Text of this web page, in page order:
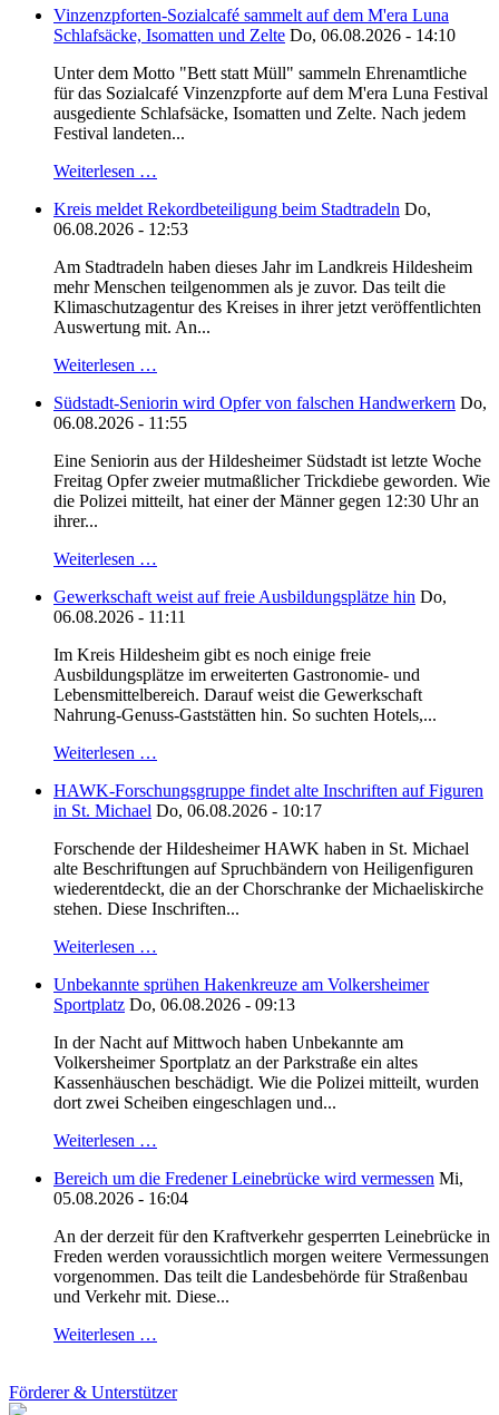
Vinzenzpforten-Sozialcafé sammelt auf dem M'era Luna
Schlafsäcke, Isomatten und Zelte Do, 06.08.2026 - 14:10
Unter dem Motto "Bett statt Müll" sammeln Ehrenamtliche
für das Sozialcafé Vinzenzpforte auf dem M'era Luna Festival
ausgediente Schlafsäcke, Isomatten und Zelte. Nach jedem
Festival landeten...
Weiterlesen …
Kreis meldet Rekordbeteiligung beim Stadtradeln Do,
06.08.2026 - 12:53
Am Stadtradeln haben dieses Jahr im Landkreis Hildesheim
mehr Menschen teilgenommen als je zuvor. Das teilt die
Klimaschutzagentur des Kreises in ihrer jetzt veröffentlichten
Auswertung mit. An...
Weiterlesen …
Südstadt-Seniorin wird Opfer von falschen Handwerkern Do,
06.08.2026 - 11:55
Eine Seniorin aus der Hildesheimer Südstadt ist letzte Woche
Freitag Opfer zweier mutmaßlicher Trickdiebe geworden. Wie
die Polizei mitteilt, hat einer der Männer gegen 12:30 Uhr an
ihrer...
Weiterlesen …
Gewerkschaft weist auf freie Ausbildungsplätze hin Do,
06.08.2026 - 11:11
Im Kreis Hildesheim gibt es noch einige freie
Ausbildungsplätze im erweiterten Gastronomie- und
Lebensmittelbereich. Darauf weist die Gewerkschaft
Nahrung-Genuss-Gaststätten hin. So suchten Hotels,...
Weiterlesen …
HAWK-Forschungsgruppe findet alte Inschriften auf Figuren
in St. Michael Do, 06.08.2026 - 10:17
Forschende der Hildesheimer HAWK haben in St. Michael
alte Beschriftungen auf Spruchbändern von Heiligenfiguren
wiederentdeckt, die an der Chorschranke der Michaeliskirche
stehen. Diese Inschriften...
Weiterlesen …
Unbekannte sprühen Hakenkreuze am Volkersheimer
Sportplatz Do, 06.08.2026 - 09:13
In der Nacht auf Mittwoch haben Unbekannte am
Volkersheimer Sportplatz an der Parkstraße ein altes
Kassenhäuschen beschädigt. Wie die Polizei mitteilt, wurden
dort zwei Scheiben eingeschlagen und...
Weiterlesen …
Bereich um die Fredener Leinebrücke wird vermessen Mi,
05.08.2026 - 16:04
An der derzeit für den Kraftverkehr gesperrten Leinebrücke in
Freden werden voraussichtlich morgen weitere Vermessungen
vorgenommen. Das teilt die Landesbehörde für Straßenbau
und Verkehr mit. Diese...
Weiterlesen …
Förderer & Unterstützer